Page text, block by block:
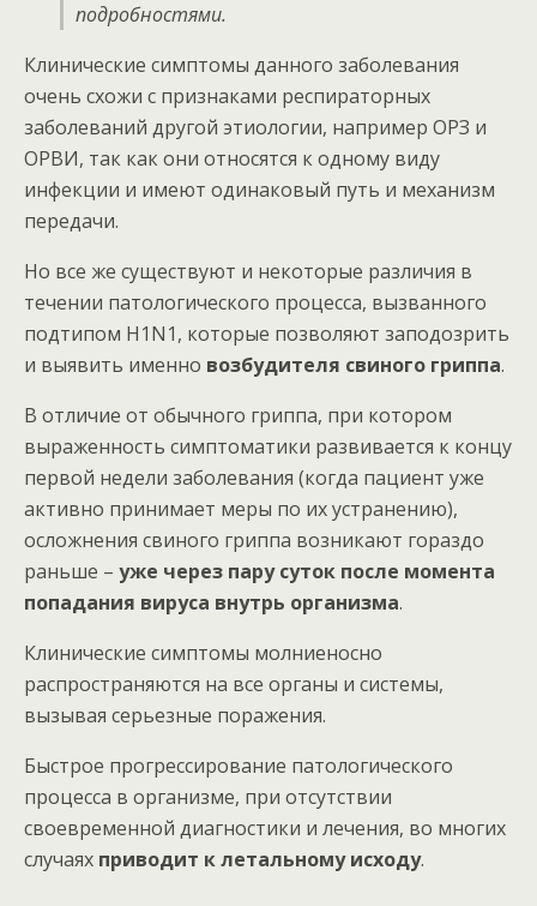
подробностями.
Клинические симптомы данного заболевания
очень схожи с признаками респираторных
заболеваний другой этиологии, например ОРЗ и
ОРВИ, так как они относятся к одному виду
инфекции и имеют одинаковый путь и механизм
передачи.
Но все же существуют и некоторые различия в
течении патологического процесса, вызванного
подтипом Н1N1, которые позволяют заподозрить
и выявить именно возбудителя свиного гриппа.
В отличие от обычного гриппа, при котором
выраженность симптоматики развивается к концу
первой недели заболевания (когда пациент уже
активно принимает меры по их устранению),
осложнения свиного гриппа возникают гораздо
раньше – уже через пару суток после момента
попадания вируса внутрь организма.
Клинические симптомы молниеносно
распространяются на все органы и системы,
вызывая серьезные поражения.
Быстрое прогрессирование патологического
процесса в организме, при отсутствии
своевременной диагностики и лечения, во многих
случаях приводит к летальному исходу.